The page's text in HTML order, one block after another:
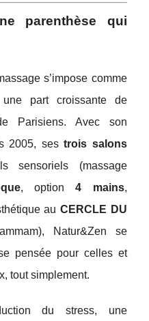
parenthèse qui
s’impose comme
part croissante de
Parisiens. Avec son
2005, sestrois salons
sensoriels (massage
, option4 mains,
auCERCLE DU
Natur&Zen se
pensée pour celles et
tout simplement.
du stress, une